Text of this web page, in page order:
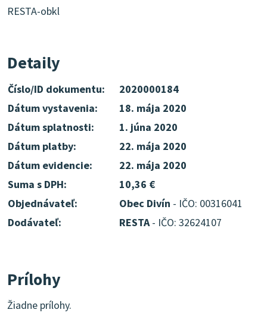
RESTA-obkl
Detaily
Číslo/ID dokumentu:
2020000184
Dátum vystavenia:
18. mája 2020
Dátum splatnosti:
1. júna 2020
Dátum platby:
22. mája 2020
Dátum evidencie:
22. mája 2020
Suma s DPH:
10,36 €
Objednávateľ:
Obec Divín - IČO: 00316041
Dodávateľ:
RESTA- IČO: 32624107
Prílohy
Žiadne prílohy.